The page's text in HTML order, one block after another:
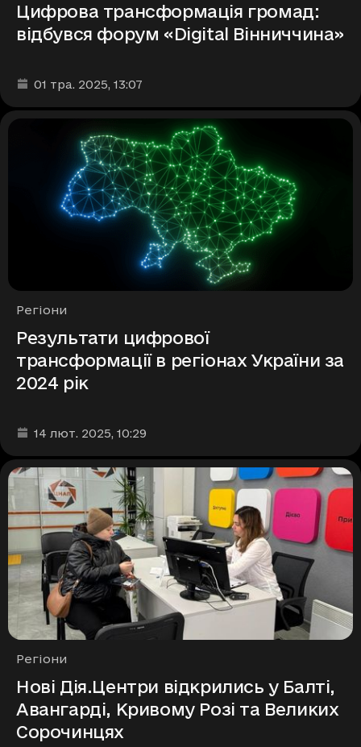
Цифрова трансформація громад:
відбувся форум «Digital Вінниччина»
Дата та час публікації
01 тра. 2025, 13:07
Рубрики
Регіони
Результати цифрової
трансформації в регіонах України за
2024 рік
Дата та час публікації
14 лют. 2025, 10:29
Рубрики
Регіони
Нові Дія.Центри відкрились у Балті,
Авангарді, Кривому Розі та Великих
Сорочинцях